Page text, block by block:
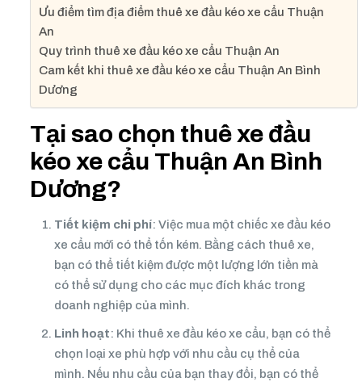
Ưu điểm tìm địa điểm thuê xe đầu kéo xe cẩu Thuận
An
Quy trình thuê xe đầu kéo xe cẩu Thuận An
Cam kết khi thuê xe đầu kéo xe cẩu Thuận An Bình
Dương
Tại sao chọn thuê xe đầu
kéo xe cẩu Thuận An Bình
Dương?
Tiết kiệm chi phí: Việc mua một chiếc xe đầu kéo
xe cẩu mới có thể tốn kém. Bằng cách thuê xe,
bạn có thể tiết kiệm được một lượng lớn tiền mà
có thể sử dụng cho các mục đích khác trong
doanh nghiệp của mình.
Linh hoạt: Khi thuê xe đầu kéo xe cẩu, bạn có thể
chọn loại xe phù hợp với nhu cầu cụ thể của
mình. Nếu nhu cầu của bạn thay đổi, bạn có thể